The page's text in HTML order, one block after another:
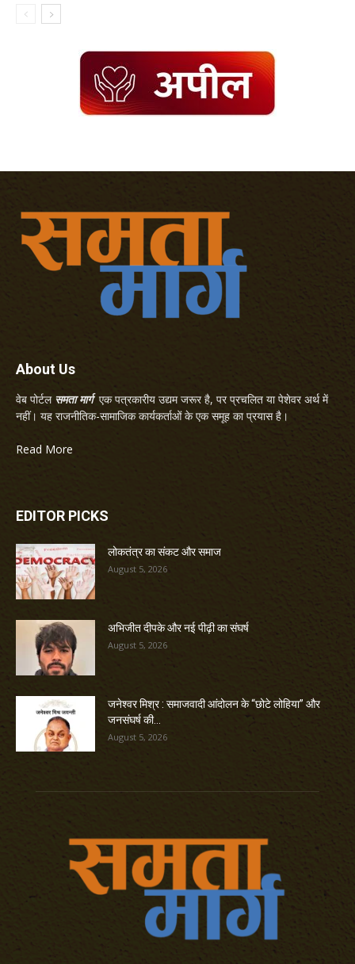
About Us
वेब पोर्टल समता मार्गएक पत्रकारीय उद्यम जरूर है, पर प्रचलित या पेशेवर अर्थ में
नहीं। यह राजनीतिक-सामाजिक कार्यकर्ताओं के एक समूह का प्रयास है।
Read More
EDITOR PICKS
लोकतंत्र का संकट और समाज
August 5, 2026
अभिजीत दीपके और नई पीढ़ी का संघर्ष
August 5, 2026
जनेश्वर मिश्र : समाजवादी आंदोलन के “छोटे लोहिया” और
जनसंघर्ष की...
August 5, 2026